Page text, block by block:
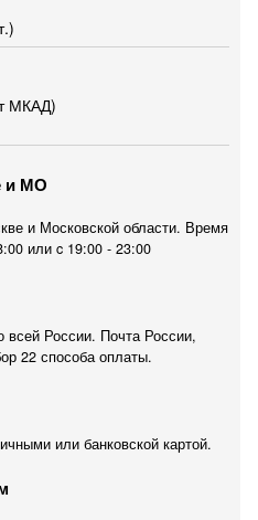
МКАД)
и МО
и Московской области. Время
или c 19:00 - 23:00
всей России. Почта России,
22 способа оплаты.
или банковской картой.